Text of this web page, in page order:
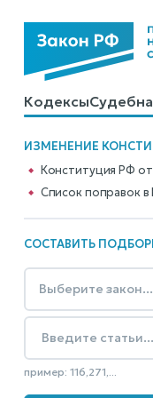
Кодексы
Калькуляторы
ИЗМЕНЕНИЕ
Конституция РФ
Cписок поправок
СОСТАВИТЬ
пример: 116,271,...